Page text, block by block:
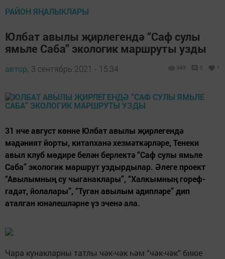
РАЙОН ЯҢАЛЫКЛАРЫ
Юлбат авылы җирлегендә “Саф сулы
ямьле Саба” экологик маршруты узды
автор, 3 сентябрь 2021 - 15:34 993 0 1
31 нче август көнне Юлбат авылы җирлегендә
мәдәният йорты, китапханә хезмәткәрләре, Тенеки
авыл клуб мөдире белән берлектә “Саф сулы ямьле
Саба” экологик маршрут уздырдылар. Әлеге проект
“Авылымның су чыганаклары”, “Халкымның гореф-
гадәт, йолалары”, “Туган авылым әдипләре” дип
аталган юнәлешләрне үз эченә ала.
Чара кунакларны татлы чәк-чәк һәм “чәк-чәк” биюе